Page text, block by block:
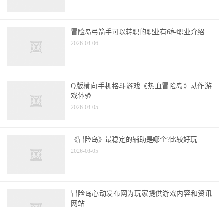
冒险岛弓箭手可以转职的职业有6种职业介绍
2026-08-06
Q版横向手机格斗游戏《热血冒险岛》动作游
戏体验
2026-08-05
《冒险岛》最稳定的辅助是哪个?比较好玩
2026-08-05
冒险岛心动发布网为玩家提供游戏内容和资讯
网站